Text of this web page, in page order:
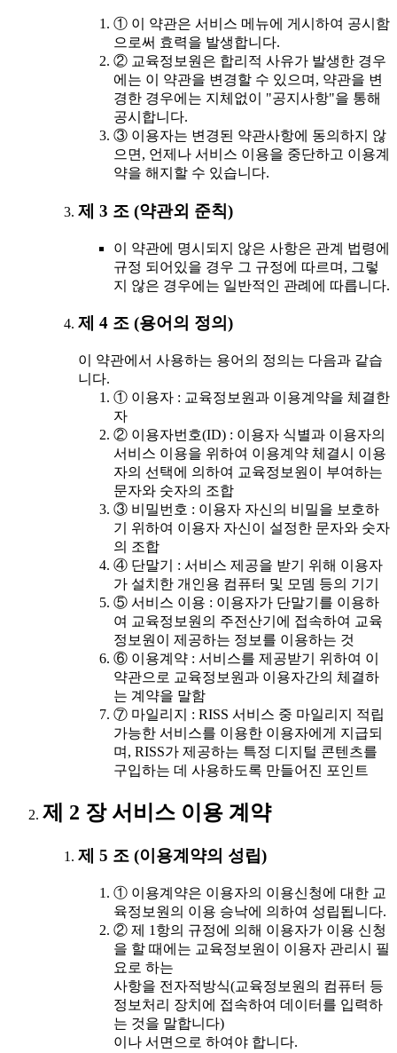
① 이 약관은 서비스 메뉴에 게시하여 공시함
으로써 효력을 발생합니다.
② 교육정보원은 합리적 사유가 발생한 경우
에는 이 약관을 변경할 수 있으며, 약관을 변
경한 경우에는 지체없이 "공지사항"을 통해
공시합니다.
③ 이용자는 변경된 약관사항에 동의하지 않
으면, 언제나 서비스 이용을 중단하고 이용계
약을 해지할 수 있습니다.
제 3 조 (약관외 준칙)
이 약관에 명시되지 않은 사항은 관계 법령에
규정 되어있을 경우 그 규정에 따르며, 그렇
지 않은 경우에는 일반적인 관례에 따릅니다.
제 4 조 (용어의 정의)
이 약관에서 사용하는 용어의 정의는 다음과 같습
니다.
① 이용자 : 교육정보원과 이용계약을 체결한
자
② 이용자번호(ID) : 이용자 식별과 이용자의
서비스 이용을 위하여 이용계약 체결시 이용
자의 선택에 의하여 교육정보원이 부여하는
문자와 숫자의 조합
③ 비밀번호 : 이용자 자신의 비밀을 보호하
기 위하여 이용자 자신이 설정한 문자와 숫자
의 조합
④ 단말기 : 서비스 제공을 받기 위해 이용자
가 설치한 개인용 컴퓨터 및 모뎀 등의 기기
⑤ 서비스 이용 : 이용자가 단말기를 이용하
여 교육정보원의 주전산기에 접속하여 교육
정보원이 제공하는 정보를 이용하는 것
⑥ 이용계약 : 서비스를 제공받기 위하여 이
약관으로 교육정보원과 이용자간의 체결하
는 계약을 말함
⑦ 마일리지 : RISS 서비스 중 마일리지 적립
가능한 서비스를 이용한 이용자에게 지급되
며, RISS가 제공하는 특정 디지털 콘텐츠를
구입하는 데 사용하도록 만들어진 포인트
제 2 장 서비스 이용 계약
제 5 조 (이용계약의 성립)
① 이용계약은 이용자의 이용신청에 대한 교
육정보원의 이용 승낙에 의하여 성립됩니다.
② 제 1항의 규정에 의해 이용자가 이용 신청
을 할 때에는 교육정보원이 이용자 관리시 필
요로 하는
사항을 전자적방식(교육정보원의 컴퓨터 등
정보처리 장치에 접속하여 데이터를 입력하
는 것을 말합니다)
이나 서면으로 하여야 합니다.